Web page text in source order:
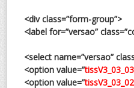
<div class=”form-group”>
<label for=”versao”
<select name=”versao”
<option value=”
<option value=”